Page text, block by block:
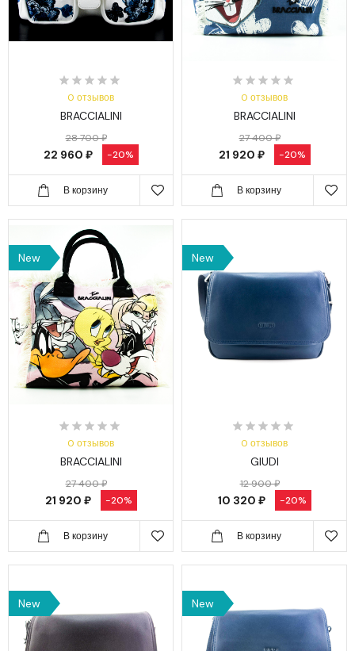
0 отзывов
BRACCIALINI
28 700 ₽
22 960 ₽ -20%
В корзину
0 отзывов
BRACCIALINI
27 400 ₽
21 920 ₽ -20%
В корзину
New
0 отзывов
BRACCIALINI
27 400 ₽
21 920 ₽ -20%
В корзину
New
0 отзывов
GIUDI
12 900 ₽
10 320 ₽ -20%
В корзину
New New